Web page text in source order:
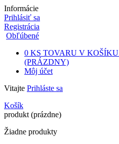
Informácie
Prihlásiť sa
Registrácia
Obľúbené
0 KS TOVARU V KOŠÍKU
(PRÁZDNY)
Môj účet
Vitajte Prihláste sa
Košík
produkt (prázdne)
Žiadne produkty